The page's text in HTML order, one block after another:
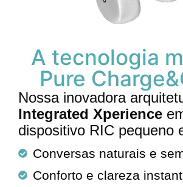
A tecnologia
Pure
Nossa inovadora
Integrated Xperience
dispositivo RIC pequeno
Conversas naturais e
Conforto e clareza